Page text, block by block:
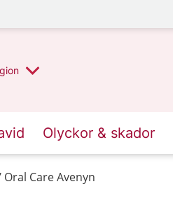
Olyckor & skador
Oral Care Avenyn